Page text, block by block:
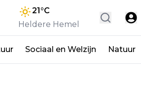
21°C
Heldere Hemel
Sociaal en Welzijn Natuur